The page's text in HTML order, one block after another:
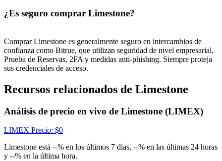
AccesoInscribirse
¿Es seguro comprar Limestone?
Comprar Limestone es generalmente seguro en intercambios de
confianza como Bitrue, que utilizan seguridad de nivel empresarial,
Prueba de Reservas, 2FA y medidas anti-phishing. Siempre proteja
sus credenciales de acceso.
Recursos relacionados de Limestone
Análisis de precio en vivo de Limestone (LIMEX)
LIMEX Precio: $0
Limestone está --% en los últimos 7 días, --% en las últimas 24 horas
y --% en la última hora.